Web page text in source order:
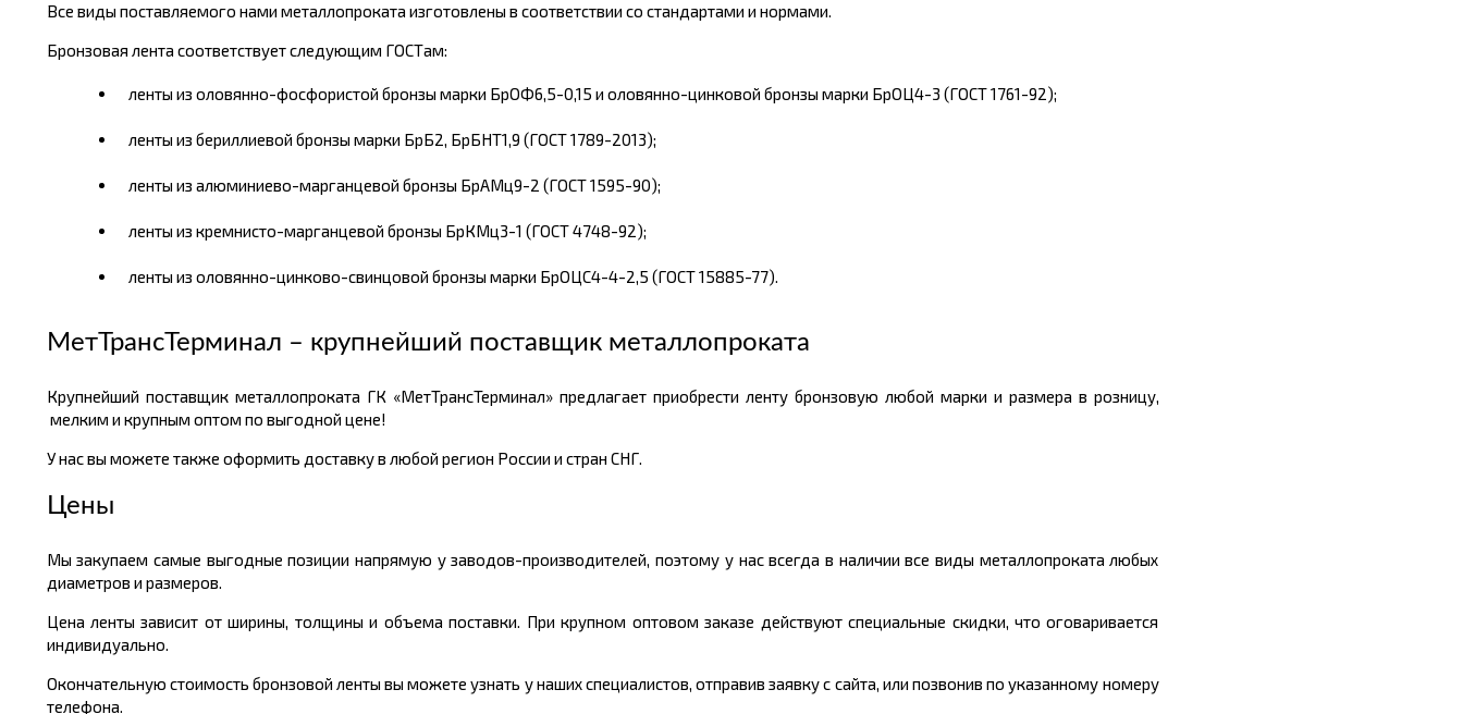
Все виды поставляемого нами металлопроката изготовлены в соответствии со стандартами и нормами.
Бронзовая лента соответствует следующим ГОСТам:
ленты из оловянно-фосфористой бронзы марки БрОФ6,5-0,15 и оловянно-цинковой бронзы марки БрОЦ4-3 (ГОСТ 1761-92);
ленты из бериллиевой бронзы марки БрБ2, БрБНТ1,9 (ГОСТ 1789-2013);
ленты из алюминиево-марганцевой бронзы БрАМц9-2 (ГОСТ 1595-90);
ленты из кремнисто-марганцевой бронзы БрКМц3-1 (ГОСТ 4748-92);
ленты из оловянно-цинково-свинцовой бронзы марки БрОЦС4-4-2,5 (ГОСТ 15885-77).
МетТрансТерминал – крупнейший поставщик металлопроката
Крупнейший поставщик металлопроката ГК «МетТрансТерминал» предлагает приобрести ленту бронзовую любой марки и размера в розницу,
мелким и крупным оптом по выгодной цене!
У нас вы можете также оформить доставку в любой регион России и стран СНГ.
Цены
Мы закупаем самые выгодные позиции напрямую у заводов-производителей, поэтому у нас всегда в наличии все виды металлопроката любых
диаметров и размеров.
Цена ленты зависит от ширины, толщины и объема поставки. При крупном оптовом заказе действуют специальные скидки, что оговаривается
индивидуально.
Окончательную стоимость бронзовой ленты вы можете узнать у наших специалистов, отправив заявку с сайта, или позвонив по указанному номеру
телефона.